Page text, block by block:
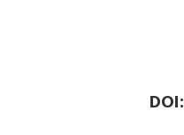
DOI: